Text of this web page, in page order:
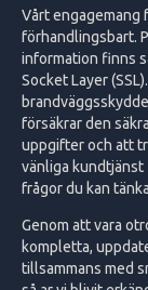
Vårt engagemang
förhandlingsbart.
information finns
Socket Layer
försäkrar den
uppgifter och att
vänliga
frågor du kan
Genom att vara
kompletta,
tillsammans med